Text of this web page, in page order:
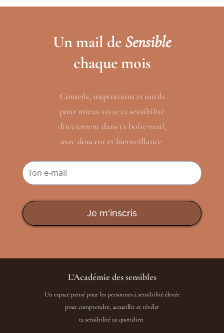
Un mail de Sensible
chaque mois
Conseils, inspirations et outils
pour mieux vivre ta sensibilité
directement dans ta boîte mail,
avec douceur et bienveillance.
Je m'inscris
L'Académie des sensibles
Un espace pensé pour les personnes à sensibilité élevée
pour comprendre, accueillir et révéler
ta sensibilité au quotidien.